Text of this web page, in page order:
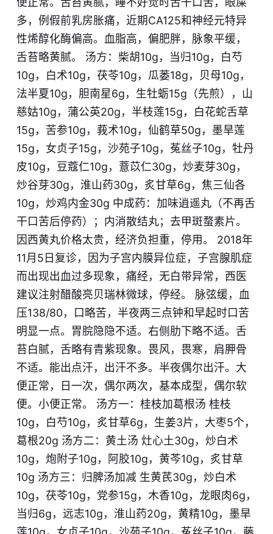
多，例假前乳房胀痛，近期CA125和神经元特异
性烯醇化酶偏高。血脂高，偏肥胖，脉象平缓，
舌苔略黄腻。 汤方：柴胡10g，当归10g，白芍
10g，白术10g，茯苓10g，瓜蒌18g，贝母10g，
法半夏10g，胆南星6g，生牡蛎15g（先煎），山
慈姑10g，蒲公英20g，半枝莲15g，白花蛇舌草
15g，苦参10g，莪术10g，仙鹤草50g，墨旱莲
15g，女贞子15g，沙苑子10g，菟丝子10g，牡丹
皮10g，豆蔻仁10g，薏苡仁30g，炒麦芽30g，
炒谷芽30g，淮山药30g，炙甘草6g，焦三仙各
10g，炒鸡内金30g 中成药：加味逍遥丸（不再舌
干口苦后停药）；内消散结丸；去甲斑蝥素片。
因西黄丸价格太贵，经济负担重，停用。 2018年
11月5日复诊，因为子宫内膜异位症，子宫腺肌症
而出现出血过多现象，痛经，无白带异常，西医
建议注射醋酸亮贝瑞林微球，停经。 脉弦缓，血
压138/80，口略苦，半夜两三点钟和早起时口苦
明显一点。胃脘隐隐不适。右侧肋下略不适。舌
苔白腻，舌略有青紫现象。畏风，畏寒，肩胛骨
不适。能出点汗，出汗不多。半夜偶尔出汗。大
便正常，日一次，偶尔两次，基本成型，偶尔软
便。小便正常。 汤方一：桂枝加葛根汤 桂枝
10g，白芍10g，炙甘草6g，生姜3片，大枣5个，
葛根20g 汤方二：黄土汤 灶心土30g，炒白术
10g，炮附子10g，阿胶10g，黄芩10g，炙甘草
10g 汤方三：归脾汤加减 生黄芪30g，炒白术
10g，茯苓10g，党参15g，木香10g，龙眼肉6g，
当归6g，远志10g，淮山药20g，黄精10g，墨旱